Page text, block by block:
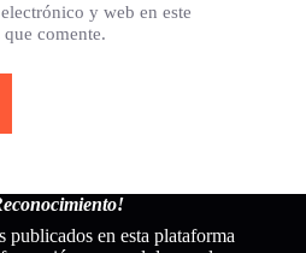
y web en este
comente.
publicados en esta plataforma